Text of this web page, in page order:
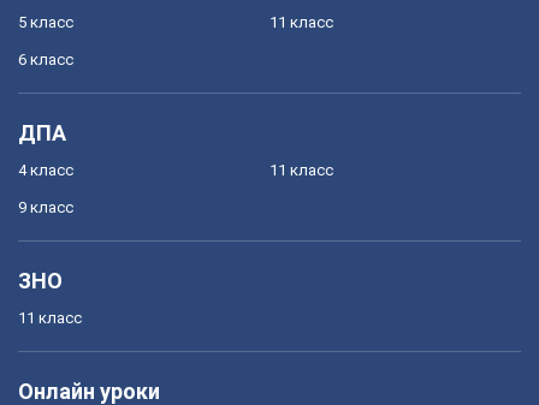
5 класс
6 класс
11 класс
ДПА
4 класс
9 класс
11 класс
ЗНО
11 класс
Онлайн уроки